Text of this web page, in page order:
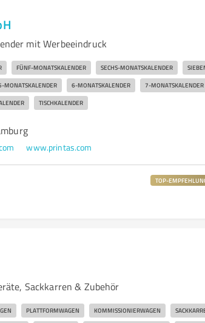
mit Werbeeindruck
FÜNF-MONATSKALENDER SECHS-MONATSKALENDER
MONATSKALENDER 6-MONATSKALENDER 7-MONATSKALENDER
TISCHKALENDER
www.printas.com
TOP-
Sackkarren & Zubehör
PLATTFORMWAGEN KOMMISSIONIERWAGEN